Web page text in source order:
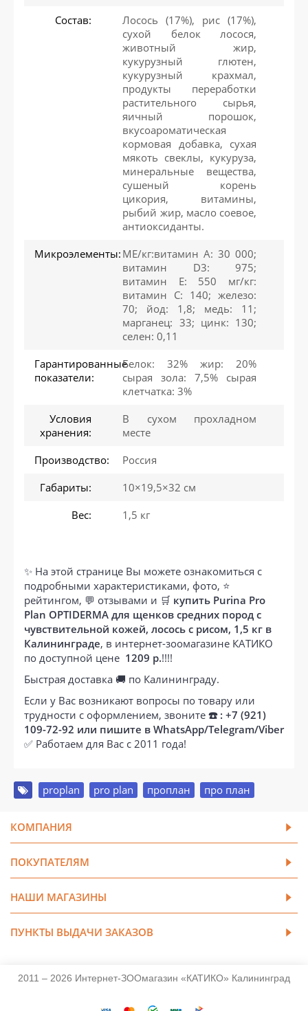
Состав:
Лосось (17%), рис (17%),
сухой белок лосося,
животный жир,
кукурузный глютен,
кукурузный крахмал,
продукты переработки
растительного сырья,
яичный порошок,
вкусоароматическая
кормовая добавка, сухая
мякоть свеклы, кукуруза,
минеральные вещества,
сушеный корень
цикория, витамины,
рыбий жир, масло соевое,
антиоксиданты.
Микроэлементы: МЕ/кг:витамин A: 30 000;
витамин D3: 975;
витамин E: 550 мг/кг:
витамин C: 140; железо:
70; йод: 1,8; медь: 11;
марганец: 33; цинк: 130;
селен: 0,11
Гарантированные
показатели:
Белок: 32% жир: 20%
сырая зола: 7,5% сырая
клетчатка: 3%
Условия
хранения:
В сухом прохладном
месте
Производство:
Россия
Габариты:
10×19,5×32 см
Вес:
1,5 кг
✨ На этой странице Вы можете ознакомиться с
подробными характеристиками, фото, ⭐
рейтингом, 💬 отзывами и 🛒 купить Purina Pro
Plan OPTIDERMA для щенков средних пород с
чувствительной кожей, лосось с рисом, 1,5 кг в
Калининграде, в интернет-зоомагазине КАТИКО
по доступной цене 1209 р.!!!!
Быстрая доставка 🚚 по Калининграду.
Если у Вас возникают вопросы по товару или
трудности с оформлением, звоните ☎️ : +7 (921)
109-72-92 или пишите в WhatsApp/Telegram/Viber
✅ Работаем для Вас с 2011 года!
proplan pro plan проплан про план
КОМПАНИЯ
ПОКУПАТЕЛЯМ
НАШИ МАГАЗИНЫ
ПУНКТЫ ВЫДАЧИ ЗАКАЗОВ
2011 – 2026 Интернет-ЗООмагазин «КАТИКО» Калининград